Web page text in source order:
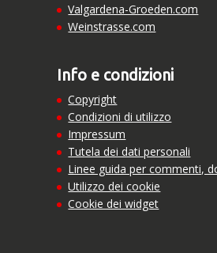
Valgardena-Groeden.com
Weinstrasse.com
Info e condizioni
Copyright
Condizioni di utilizzo
Impressum
Tutela dei dati personali
Linee guida per commenti,
Utilizzo dei cookie
Cookie dei widget